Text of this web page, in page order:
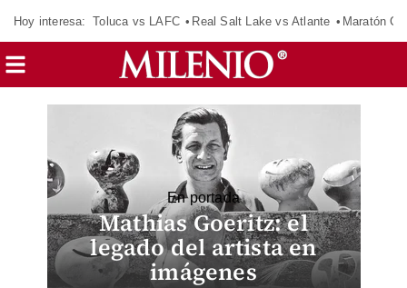
Hoy interesa: Toluca vs LAFC Real Salt Lake vs Atlante Maratón
Mathias Goeritz: el
legado del artista en
imágenes
En portada